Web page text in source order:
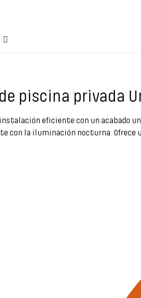
piscina privada
eficiente con un acabado
con la iluminación nocturna.